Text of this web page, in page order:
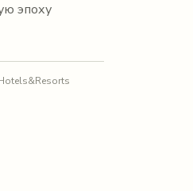
эпоху